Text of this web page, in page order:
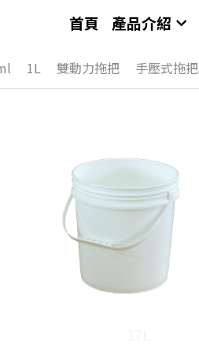
首頁 產品介紹
1L 雙動力拖把 手壓式拖把